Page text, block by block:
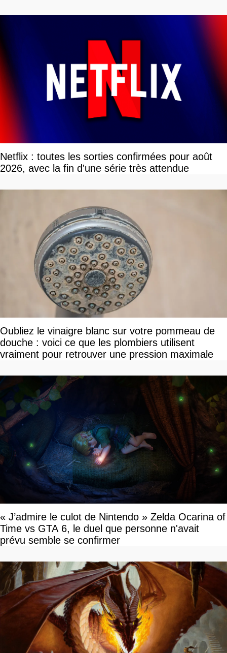
Netflix : toutes les sorties confirmées pour août
2026, avec la fin d'une série très attendue
Oubliez le vinaigre blanc sur votre pommeau de
douche : voici ce que les plombiers utilisent
vraiment pour retrouver une pression maximale
« J’admire le culot de Nintendo » Zelda Ocarina of
Time vs GTA 6, le duel que personne n'avait
prévu semble se confirmer